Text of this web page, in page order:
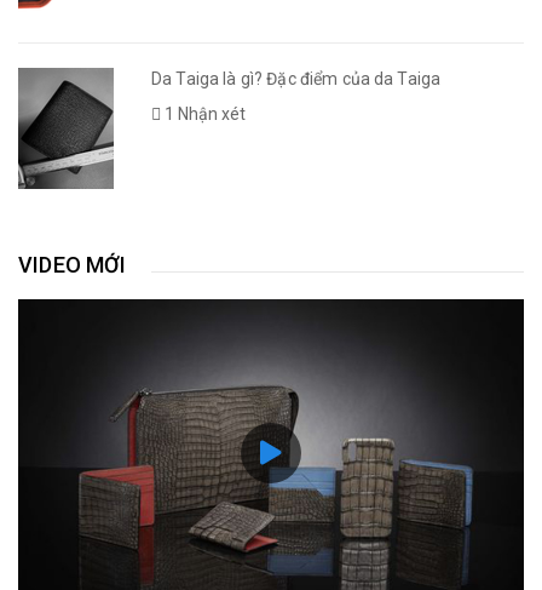
Da Taiga là gì? Đặc điểm của da Taiga
1 Nhận xét
VIDEO MỚI